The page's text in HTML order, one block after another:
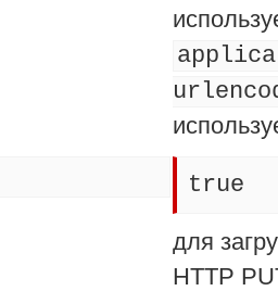
true
для
HTTP